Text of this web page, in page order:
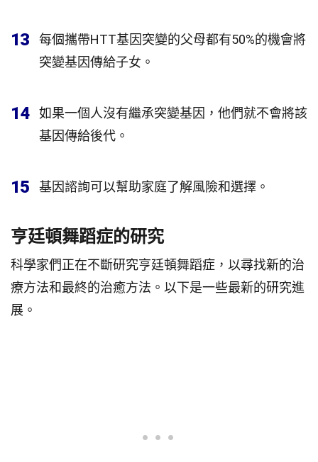
13
每個攜帶HTT基因突變的父母都有50%的機會將
突變基因傳給子女。
14
如果一個人沒有繼承突變基因，他們就不會將該
基因傳給後代。
15 基因諮詢可以幫助家庭了解風險和選擇。
亨廷頓舞蹈症的研究
科學家們正在不斷研究亨廷頓舞蹈症，以尋找新的治
療方法和最終的治癒方法。以下是一些最新的研究進
展。